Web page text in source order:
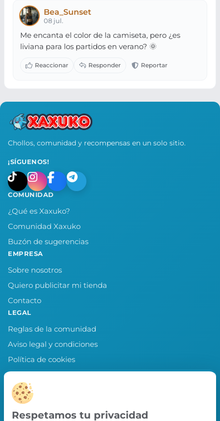
Bea_Sunset
08 jul.
Me encanta el color de la camiseta, pero ¿es
liviana para los partidos en verano? 🌞
Chollos, comunidad y recompensas en un solo sitio.
¡SÍGUENOS!
COMUNIDAD
¿Qué es Xaxuko?
Comunidad Xaxuko
Buzón de sugerencias
EMPRESA
Sobre nosotros
Quiero publicitar mi tienda
Contacto
LEGAL
Reglas de la comunidad
Aviso legal y condiciones
Política de cookies
Política de privacidad
Preferencias de cookies
LLEVA XAXUKO CONTIGO
Respetamos tu privacidad